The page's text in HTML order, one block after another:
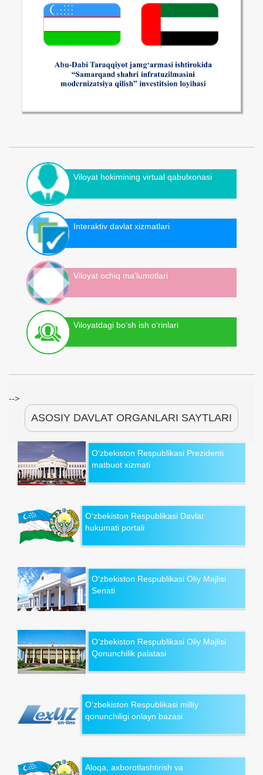
Viloyat hokimining virtual qabulxonasi
Interaktiv davlat xizmatlari
Viloyat ochiq ma'lumotlari
Viloyatdagi bo‘sh ish o‘rinlari
-->
ASOSIY DAVLAT ORGANLARI SAYTLARI
O‘zbekiston Respublikasi Prezidenti
matbuot xizmati
O‘zbekiston Respublikasi Davlat
hukumati portali
O‘zbekiston Respublikasi Oliy Majlisi
Senati
O‘zbekiston Respublikasi Oliy Majlisi
Qonunchilik palatasi
O‘zbekiston Respublikasi milliy
qonunchiligi onlayn bazasi
Aloqa, axborotlashtirish va